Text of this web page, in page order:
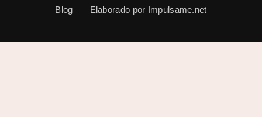
Blog
Elaborado por Impulsame.net